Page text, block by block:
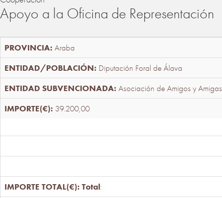
Apoyo a la Oficina de Representación
Araba
Diputación Foral de Álava
Asociación de Amigos y
39.200,00
Total: